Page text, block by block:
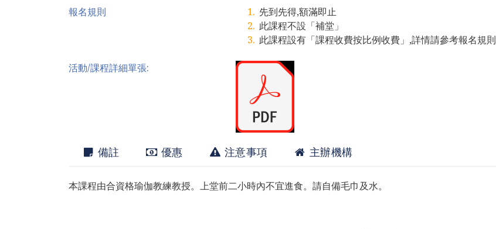
報名規則
先到先得,額滿即止
此課程不設「補堂」
此課程設有「課程收費按比例收費」,詳情請參考報名規則
活動/課程詳細單張:
備註 優惠 注意事項 主辦機構
本課程由合資格瑜伽教練教授。上堂前二小時內不宜進食。請自備毛巾及水。